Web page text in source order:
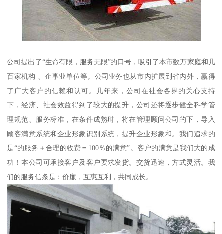
公司提出了“生命有限，服务无限”的口号，吸引了本市数万家庭和几
百家机构 、企事业单位等。公司业务也从市内扩展到省内外，赢得
了广大客户的信赖和认可。几年来，公司在社会各界的关心支持
下，经济、社会效益得到了较大的提升，公司还将逐步健全科学管
理规范、服务标准，在条件成熟时，将在管理顾问公司的下，导入
顾客满意系统和企业形象识别系统，提升企业形象和。我们追求的
是“的服务＋合理的收费＝100％的满意”。客户的满意是我们大的成
功！本公司可承接客户及客户要求发货。交货迅速，方式灵活。我
们的服务信条是：价廉，互惠互利，共同成长。